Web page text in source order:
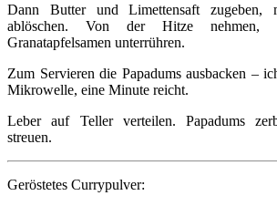
Dann Butter und Limettensaft zugeben,
ablöschen. Von der Hitze nehmen,
Granatapfelsamen unterrühren.
Zum Servieren die Papadums ausbacken –
Mikrowelle, eine Minute reicht.
Leber auf Teller verteilen. Papadums
streuen.
Geröstetes Currypulver: